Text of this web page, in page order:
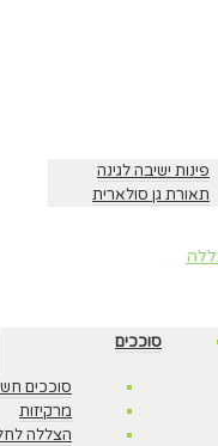
פינות ישיבה לגינה
תאורת גן סולארית
סוככים
סוככים
מרקיזות
הצללה